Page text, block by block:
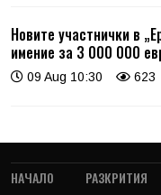
Новите участнички в
имение за 3 000 000
09 Aug 10:30 623
НАЧАЛО РАЗКРИТИЯ